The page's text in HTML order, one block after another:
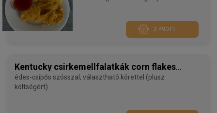
2 490 Ft
Kentucky csirkemellfalatkák corn flakes
bundában
édes-csípős szósszal, választható körettel (plusz
költségért)